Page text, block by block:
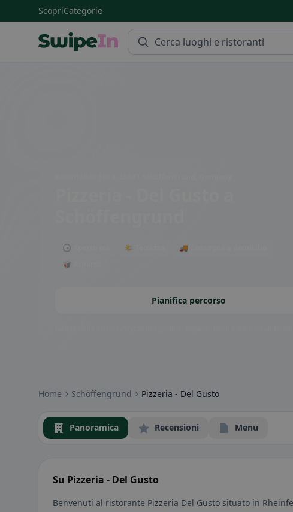
ScopriCategorie
🕒 Aperto ora 🌤 Terrazza
🚚 Consegna a domicilio
🥡 Asporto
Pianifica percorso
Home Schöffengrund Pizzeria - Del Gusto
Panoramica Recensioni Menu
Su Pizzeria - Del Gusto
Benvenuti al ristorante Pizzeria Del Gusto situato in